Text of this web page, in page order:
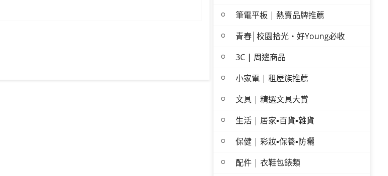
筆電平板 | 熱賣品牌推薦
青春│校園拾光・好Young必收
3C | 周邊商品
小家電 | 租屋族推薦
文具 | 精選文具大賞
生活 | 居家▪百貨▪雜貨
保健 | 彩妝▪保養▪防曬
配件 | 衣鞋包錶類